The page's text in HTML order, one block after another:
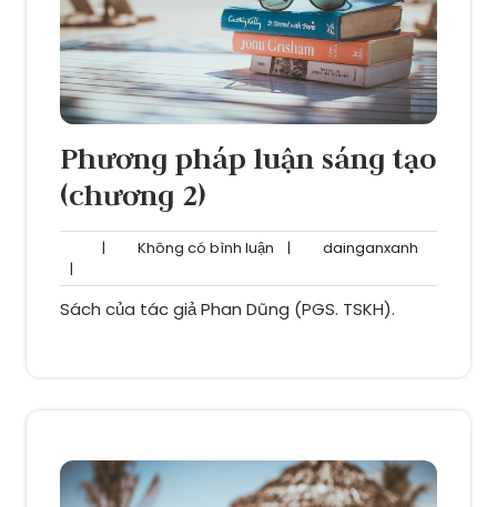
Phương pháp luận sáng tạo
(chương 2)
| Không có bình luận Không
bình
luận
| dainganxanh
|
Sách của tác giả Phan Dũng (PGS. TSKH).